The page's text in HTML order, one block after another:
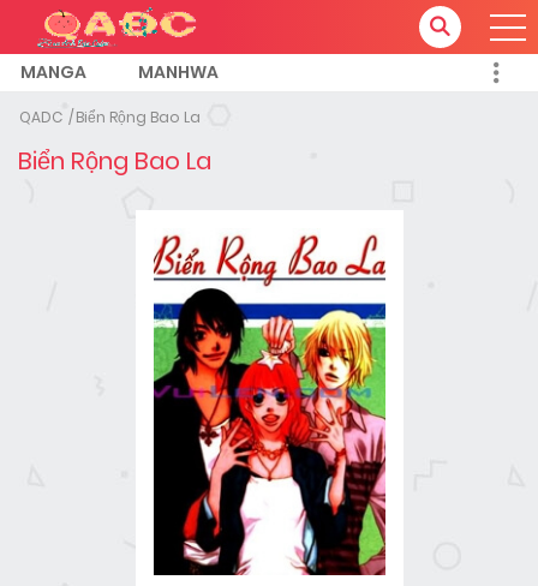
MANGA MANHWA
QADC Biển Rộng Bao La
Biển Rộng Bao La